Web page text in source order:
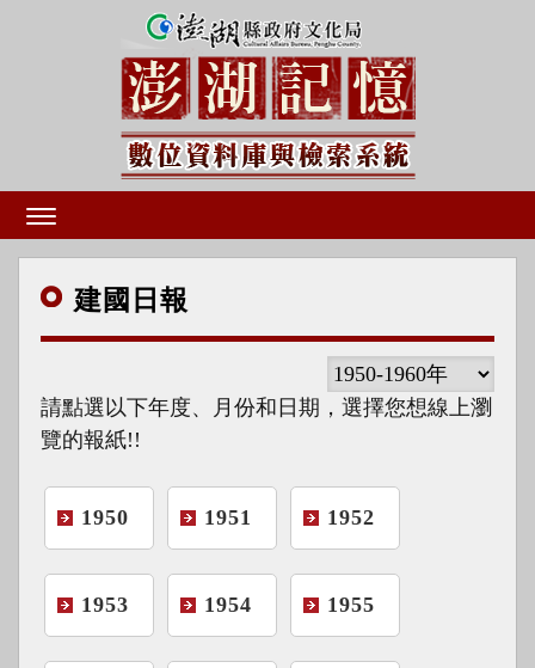
建國 日報
請點選以下年度、月份和日期，選擇您想線上瀏
覽的報紙!!
1950 1951 1952
1953 1954 1955